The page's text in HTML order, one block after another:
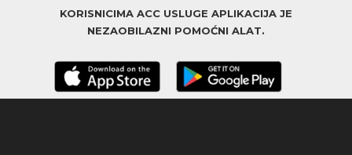
KORISNICIMA ACC USLUGE APLIKACIJA JE
NEZAOBILAZNI POMOĆNI ALAT.